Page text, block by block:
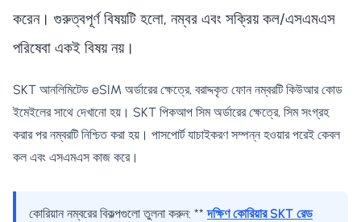
করেন। গুরুত্বপূর্ণ বিষয়টি হলো, নম্বর এবং সক্রিয় কল/এসএমএস
পরিষেবা একই বিষয় নয়।
SKT আনলিমিটেড eSIM অর্ডারের ক্ষেত্রে, বরাদ্দকৃত ফোন নম্বরটি কিউআর কোড
ইমেইলের সাথে দেখানো হয়। SKT পিকআপ সিম অর্ডারের ক্ষেত্রে, সিম সংগ্রহ
করার পর নম্বরটি নিশ্চিত করা হয়। পাসপোর্ট যাচাইকরণ সম্পন্ন হওয়ার পরেই কেবল
কল এবং এসএমএস কাজ করে।
কোরিয়ান নম্বরের বিকল্পগুলো তুলনা করুন: **দক্ষিণ কোরিয়ার SKT রেড